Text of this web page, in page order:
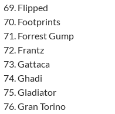
Flipped
Footprints
Forrest Gump
Frantz
Gattaca
Ghadi
Gladiator
Gran Torino